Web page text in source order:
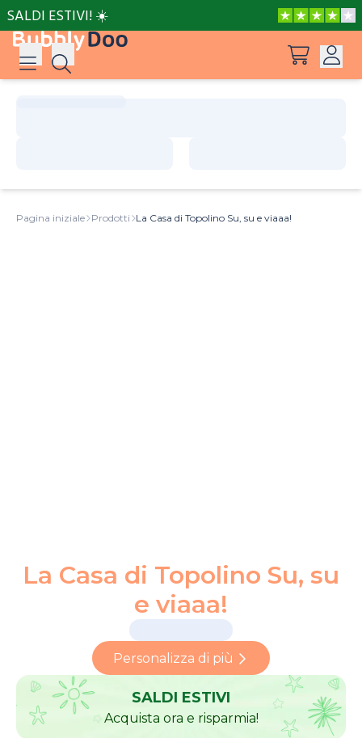
SALDI ESTIVI! ☀️
Pagina iniziale Prodotti La Casa di Topolino Su, su e viaaa!
La Casa di Topolino Su, su
e viaaa!
Personalizza di più
SALDI ESTIVI
Acquista ora e risparmia!